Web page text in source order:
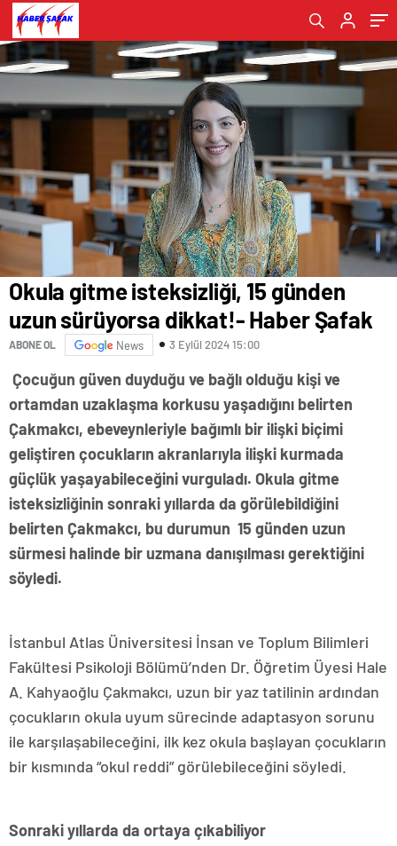
Okula gitme isteksizliği, 15 günden
uzun sürüyorsa dikkat!- Haber Şafak
ABONE OL News 3 Eylül 2024 15:00
Çocuğun güven duyduğu ve bağlı olduğu kişi ve
ortamdan uzaklaşma korkusu yaşadığını belirten
Çakmakcı, ebeveynleriyle bağımlı bir ilişki biçimi
geliştiren çocukların akranlarıyla ilişki kurmada
güçlük yaşayabileceğini vurguladı. Okula gitme
isteksizliğinin sonraki yıllarda da görülebildiğini
belirten Çakmakcı, bu durumun 15 günden uzun
sürmesi halinde bir uzmana danışılması gerektiğini
söyledi.
İstanbul Atlas Üniversitesi İnsan ve Toplum Bilimleri
Fakültesi Psikoloji Bölümü’nden Dr. Öğretim Üyesi Hale
A. Kahyaoğlu Çakmakcı, uzun bir yaz tatilinin ardından
çocukların okula uyum sürecinde adaptasyon sorunu
ile karşılaşabileceğini, ilk kez okula başlayan çocukların
bir kısmında “okul reddi” görülebileceğini söyledi.
Sonraki yıllarda da ortaya çıkabiliyor
Şafak